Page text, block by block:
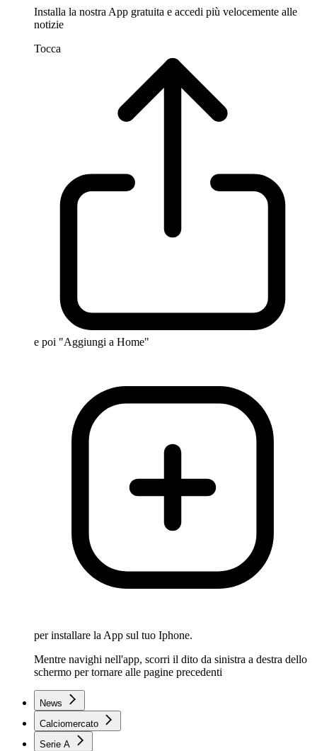
Installa la nostra App gratuita e accedi più velocemente alle
notizie
Tocca
e poi "Aggiungi a Home"
per installare la App sul tuo Iphone.
Mentre navighi nell'app, scorri il dito da sinistra a destra dello
schermo per tornare alle pagine precedenti
News
Calciomercato
Serie A